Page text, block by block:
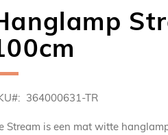
364000631-TR
Stream is een mat witte